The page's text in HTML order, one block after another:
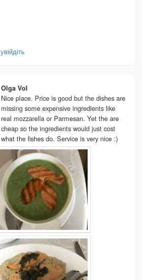
увійдіть
Olga Vol
Nice place. Price is good but the dishes are
missing some expensive ingredients like
real mozzarella or Parmesan. Yet the are
cheap so the ingredients would just cost
what the fishes do. Service is very nice :)